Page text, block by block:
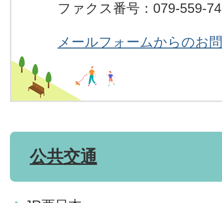
ファクス番号：079-559-
メールフォームからのお
公共交通